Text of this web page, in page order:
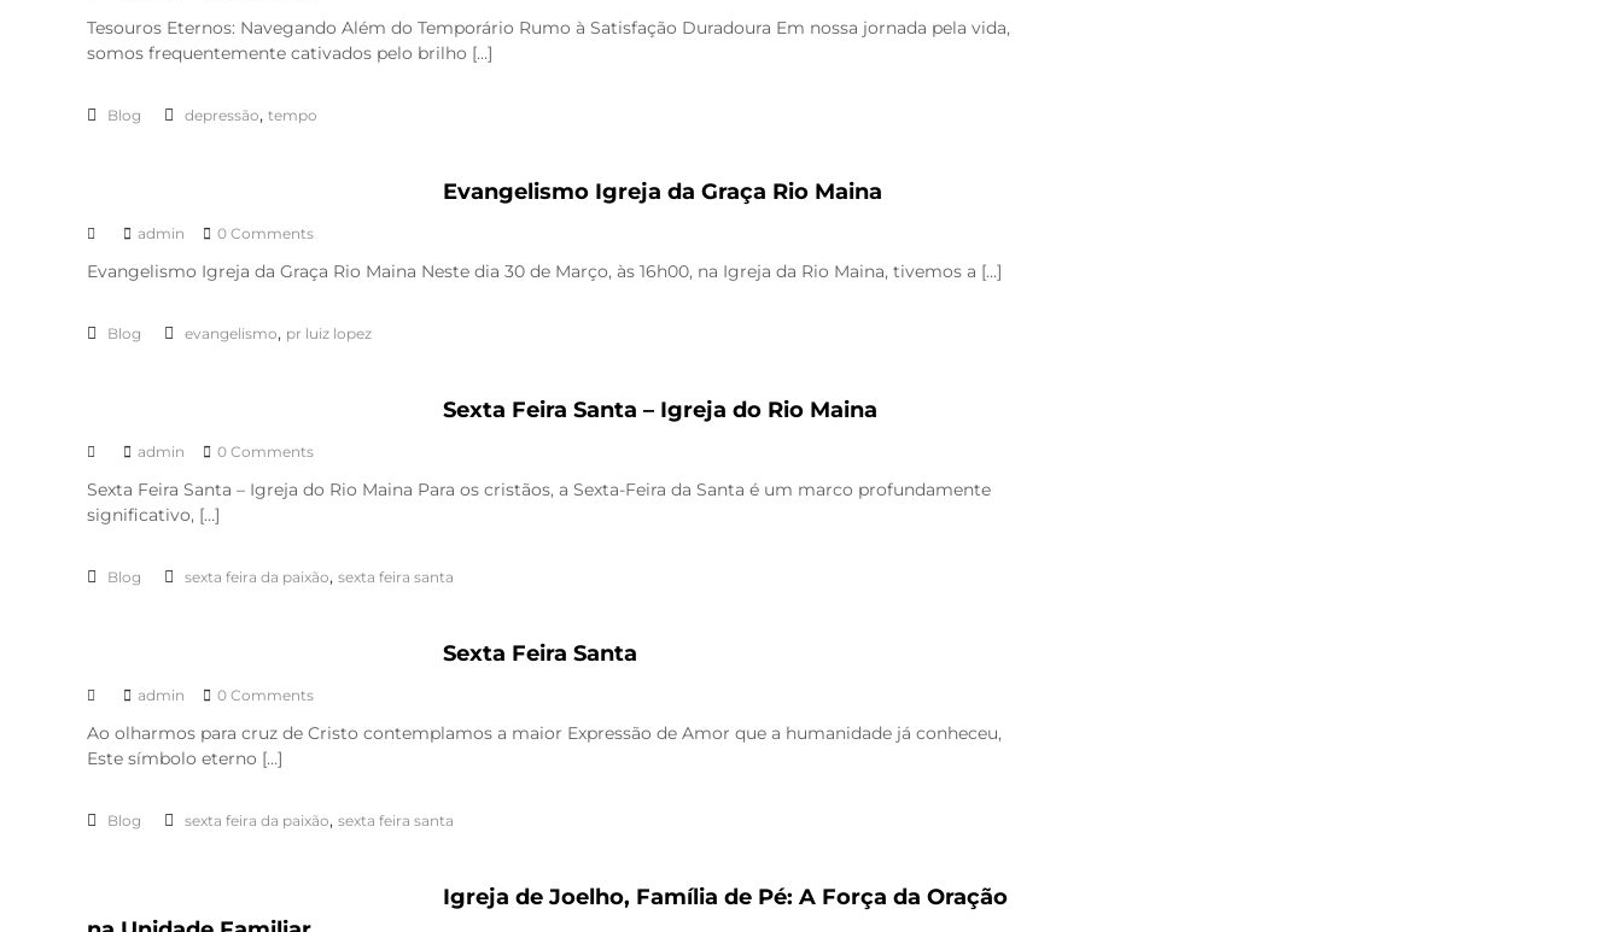
Tesouros Eternos: Navegando Além do Temporário Rumo à Satisfação Duradoura Em nossa jornada pela vida,
somos frequentemente cativados pelo brilho […]
Blog depressão, tempo
Evangelismo Igreja da Graça Rio Maina
admin 0 Comments
Evangelismo Igreja da Graça Rio Maina Neste dia 30 de Março, às 16h00, na Igreja da Rio Maina, tivemos a […]
Blog evangelismo, pr luiz lopez
Sexta Feira Santa – Igreja do Rio Maina
admin 0 Comments
Sexta Feira Santa – Igreja do Rio Maina Para os cristãos, a Sexta-Feira da Santa é um marco profundamente
significativo, […]
Blog sexta feira da paixão, sexta feira santa
Sexta Feira Santa
admin 0 Comments
Ao olharmos para cruz de Cristo contemplamos a maior Expressão de Amor que a humanidade já conheceu,
Este símbolo eterno […]
Blog sexta feira da paixão, sexta feira santa
Igreja de Joelho, Família de Pé: A Força da Oração